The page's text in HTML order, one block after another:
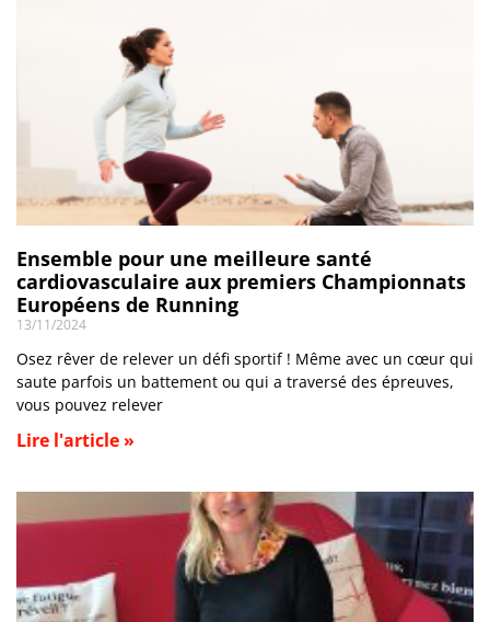
Ensemble pour une meilleure santé
cardiovasculaire aux premiers Championnats
Européens de Running
13/11/2024
Osez rêver de relever un défi sportif ! Même avec un cœur qui
saute parfois un battement ou qui a traversé des épreuves,
vous pouvez relever
Lire l'article »